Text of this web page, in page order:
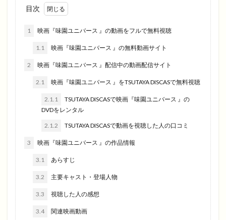
目次
1 映画『味園ユニバース 』の動画をフルで無料視聴
1.1 映画『味園ユニバース 』の無料動画サイト
2 映画『味園ユニバース 』配信中の動画配信サイト
2.1 映画『味園ユニバース 』をTSUTAYA DISCASで無料視聴
2.1.1
TSUTAYA DISCASで映画『味園ユニバース 』の
DVDをレンタル
2.1.2 TSUTAYA DISCASで動画を視聴した人の口コミ
3 映画『味園ユニバース 』の作品情報
3.1 あらすじ
3.2 主要キャスト・登場人物
3.3 視聴した人の感想
3.4 関連映画動画